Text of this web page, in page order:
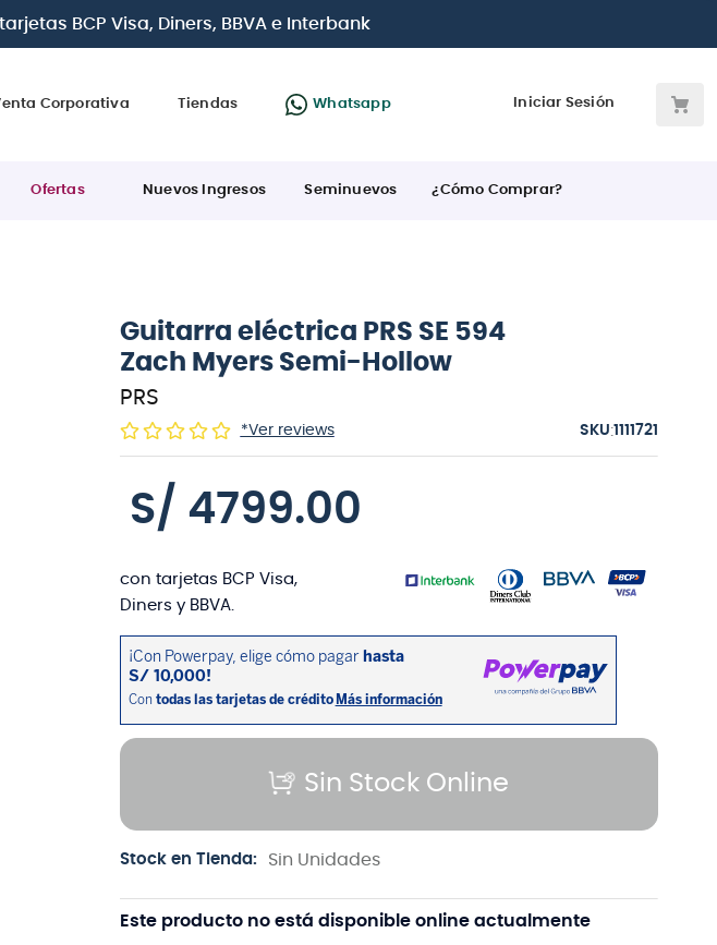
BCP Visa, Diners, BBVA e Interbank
Corporativa Tiendas Whatsapp Iniciar Sesión
Ofertas Nuevos Ingresos Seminuevos ¿Cómo Comprar?
Guitarra eléctrica PRS SE 594
Zach Myers Semi-Hollow
PRS
*Ver reviews :1111721
S/ 4799.00
con tarjetas BCP Visa,
Diners y BBVA.
Sin Stock Online
Stock en Tienda: Sin Unidades
Este producto no está disponible online actualmente